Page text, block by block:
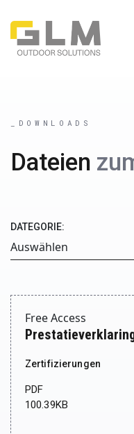
_DOWNLOADS
Dateien
DATEGORIE:
Free Access
Zertifizierungen
PDF
100.39KB